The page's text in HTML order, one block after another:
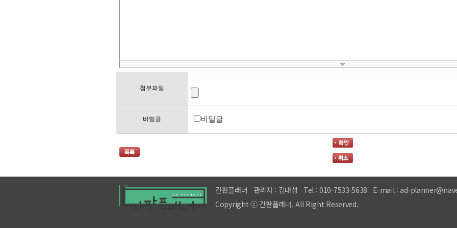
첨부파일
비밀글 비밀글
간판플래너 관리자 : 김대성 Tel : 010-7533-5638
E-mail : ad-
Copyright ⓒ 간판플래너. All Right Reserved.